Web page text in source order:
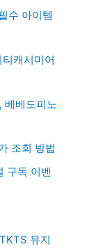
수 아이템
캐시미어
베베도피노
조회 방법
구독 이벤
뮤지